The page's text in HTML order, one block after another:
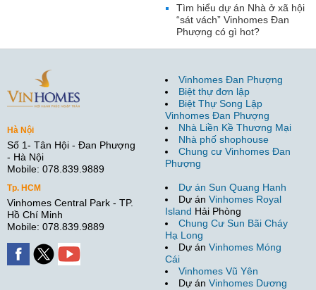
Tìm hiểu dự án Nhà ở xã hội
“sát vách” Vinhomes Đan
Phượng có gì hot?
Hà Nội
Số 1- Tân Hội - Đan Phượng
- Hà Nội
Mobile: 078.839.9889
Tp. HCM
Vinhomes Central Park - TP.
Hồ Chí Minh
Mobile: 078.839.9889
Vinhomes Đan Phượng
Biệt thự đơn lập
Biệt Thự Song Lập
Vinhomes Đan Phượng
Nhà Liền Kề Thương Mại
Nhà phố shophouse
Chung cư Vinhomes Đan
Phượng
Dự án Sun Quang Hanh
Dự án Vinhomes Royal
Island Hải Phòng
Chung Cư Sun Bãi Cháy
Hạ Long
Dự án Vinhomes Móng
Cái
Vinhomes Vũ Yên
Dự án Vinhomes Dương